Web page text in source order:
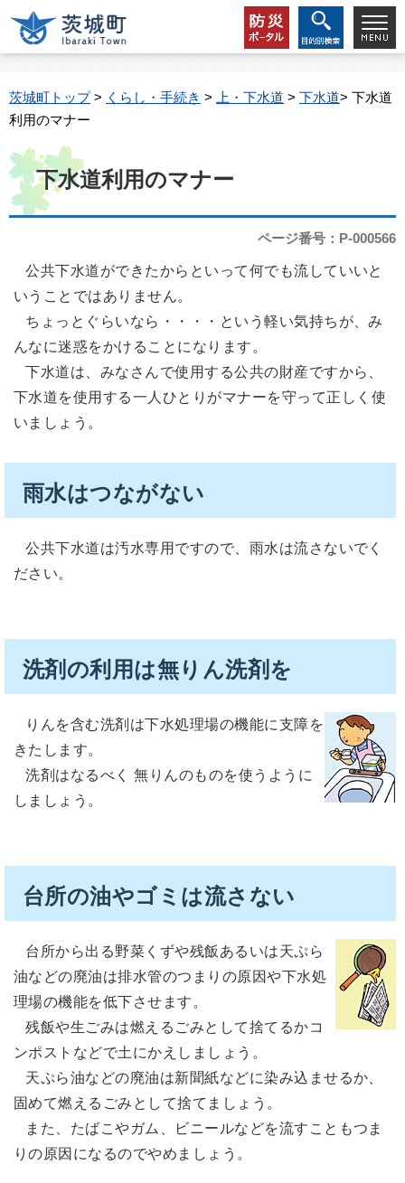
茨城町トップ> くらし・手続き > 上・下水道 > 下水道> 下水道
利用のマナー
下水道利用のマナー
ページ番号：P-000566
公共下水道ができたからといって何でも流していいと
いうことではありません。
ちょっとぐらいなら・・・・という軽い気持ちが、み
んなに迷惑をかけることになります。
下水道は、みなさんで使用する公共の財産ですから、
下水道を使用する一人ひとりがマナーを守って正しく使
いましょう。
雨水はつながない
公共下水道は汚水専用ですので、雨水は流さないでく
ださい。
洗剤の利用は無りん洗剤を
りんを含む洗剤は下水処理場の機能に支障を
きたします。
洗剤はなるべく 無りんのものを使うように
しましょう。
台所の油やゴミは流さない
台所から出る野菜くずや残飯あるいは天ぷら
油などの廃油は排水管のつまりの原因や下水処
理場の機能を低下させます。
残飯や生ごみは燃えるごみとして捨てるかコ
ンポストなどで土にかえしましょう。
天ぷら油などの廃油は新聞紙などに染み込ませるか、
固めて燃えるごみとして捨てましょう。
また、たばこやガム、ビニールなどを流すこともつま
りの原因になるのでやめましょう。